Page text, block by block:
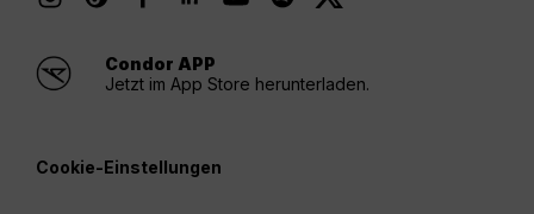
Condor APP
Jetzt im App Store herunterladen.
Cookie-Einstellungen